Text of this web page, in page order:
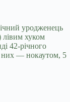
уродженець
лівим хуком
42-річного
них — нокаутом, 5